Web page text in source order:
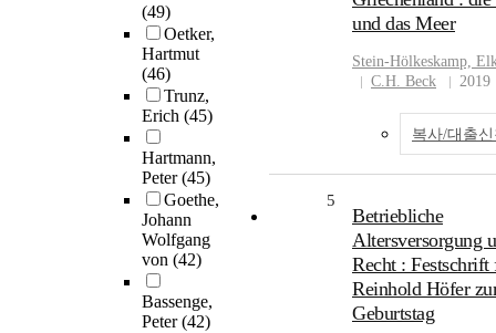
(49)
Oetker,
Hartmut
(46)
Trunz,
Erich (45)
Hartmann,
Peter(45)
Goethe,
Johann
Wolfgang
von (42)
Bassenge,
Peter(42)
und das Meer
Stein-Hölkeskamp,
C.H. Beck
2019
복사/대출
5
Betriebliche
Altersversorgung
Recht : Festschrift
Reinhold Höfer
Geburtstag